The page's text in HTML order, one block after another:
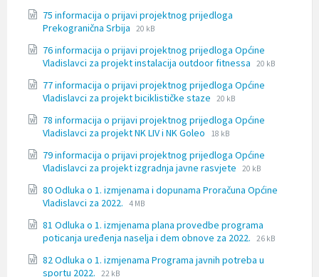
docx
75 informacija o prijavi projektnog prijedloga
Prekogranična Srbija File
docx
File
20 kB
76 informacija o prijavi projektnog prijedloga Općine
Vladislavci za projekt instalacija outdoor fitnessa File
docx
File
20 kB
77 informacija o prijavi projektnog prijedloga Općine
Vladislavci za projekt biciklističke staze File
docx
File
20 kB
78 informacija o prijavi projektnog prijedloga Općine
Vladislavci za projekt NK LIV i NK Goleo
File
docx
File
18 kB
79 informacija o prijavi projektnog prijedloga Općine
Vladislavci za projekt izgradnja javne rasvjete File
docx
File
20 kB
80 Odluka o 1. izmjenama i dopunama Proračuna Općine
Vladislavci za 2022. File
doc
File
4 MB
81 Odluka o 1. izmjenama plana provedbe programa
poticanja uređenja naselja i dem obnove za 2022. File
docx
File
26 kB
82 Odluka o 1. izmjenama Programa javnih potreba u
sportu 2022. File
File
22 kB